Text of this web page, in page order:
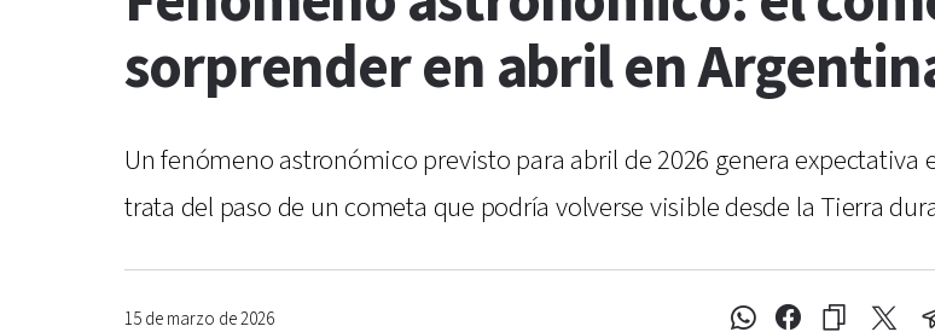
sorprender en abril en
Un fenómeno astronómico previsto para abril de 2026 genera
trata del paso de un cometa que podría volverse visible desde la Tierra
15 de marzo de 2026